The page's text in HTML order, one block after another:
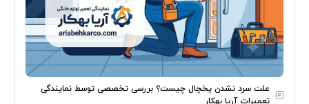
علت سرد نشدن یخچال چیست؟ بررسی تخصصی توسط نمایندگی
تعمیرات آریا بهکار